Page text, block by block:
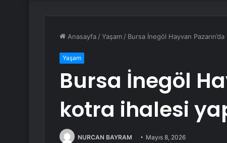
Anasayfa /Yaşam / Bursa İnegöl Hayvan
Yaşam
Bursa İnegöl
kotra ihalesi
NURCAN BAYRAM Mayıs 8, 2026